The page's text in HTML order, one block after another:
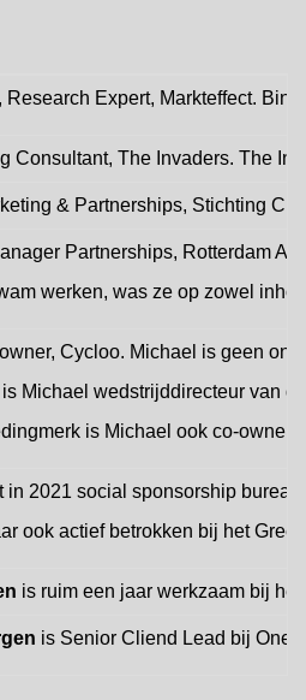
, Research Expert, Markteffect.
Consultant, The Invaders. The
& Partnerships, Stichting
Partnerships, Rotterdam
werken, was ze op zowel
Cycloo. Michael is geen
Michael wedstrijddirecteur van
is Michael ook co-
in 2021 social sponsorship
ook actief betrokken bij het
is ruim een jaar werkzaam bij
is Senior Cliend Lead bij